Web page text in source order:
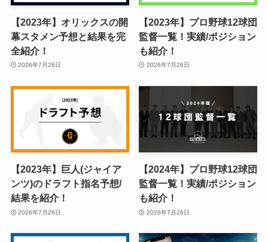
【2023年】オリックスの開
幕スタメン予想と結果を完
全紹介！
2026年7月26日
【2023年】プロ野球12球団
監督一覧！実績/ポジション
も紹介！
2026年7月26日
【2023年】巨人(ジャイア
ンツ)のドラフト指名予想/
結果を紹介！
2026年7月26日
【2024年】プロ野球12球団
監督一覧！実績/ポジション
も紹介！
2026年7月26日